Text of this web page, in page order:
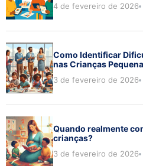
4 de fevereiro de 2026
Como Identificar
nas Crianças
3 de fevereiro de 2026
Quando realmente
crianças?
3 de fevereiro de 2026